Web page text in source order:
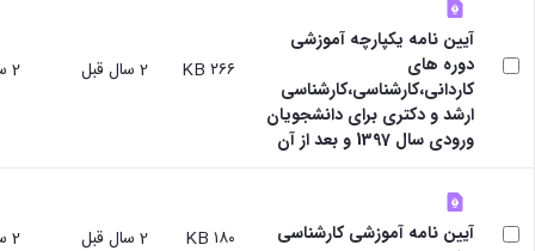
پایه
دانشکده
علوم
اقتصادی
و
اجتماعی
دانشکده
علوم
ورزشی
دانشکده
آیین نامه یکپارچه آموزشی
دوره های
کاردانی،کارشناسی،کارشناسی
ارشد و دکتری برای دانشجویان
ورودی سال 1397 و بعد از آن
۲۶۶ KB 2 سال قبل 2 سال قبل
آیین نامه آموزشی کارشناسی
۱۸۰ KB 2 سال قبل 2 سال قبل